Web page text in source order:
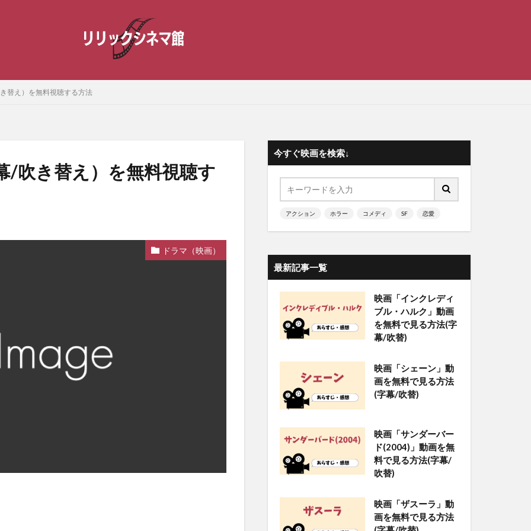
替え）を無料視聴する方法
/吹き替え）を無料視聴す
ドラマ（映画）
今すぐ映画を検索↓
アクション ホラー コメディ SF 恋愛
最新記事一覧
映画「インクレディ
ブル・ハルク」動画
を無料で見る方法(字
幕/吹替)
映画「シェーン」動
画を無料で見る方法
(字幕/吹替)
映画「サンダーバー
ド(2004)」動画を無
料で見る方法(字幕/
吹替)
映画「ザスーラ」動
画を無料で見る方法